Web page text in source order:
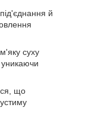
й
суху
уникаючи
що